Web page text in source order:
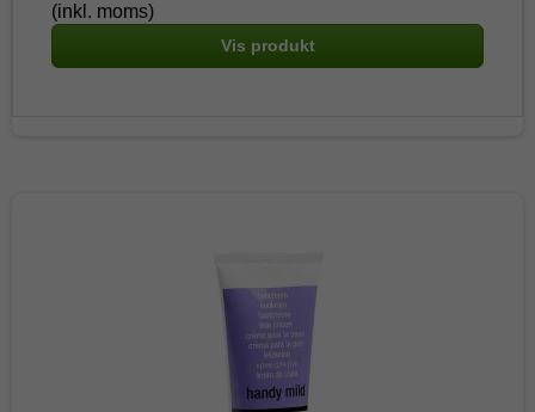
(inkl. moms)
Vis produkt